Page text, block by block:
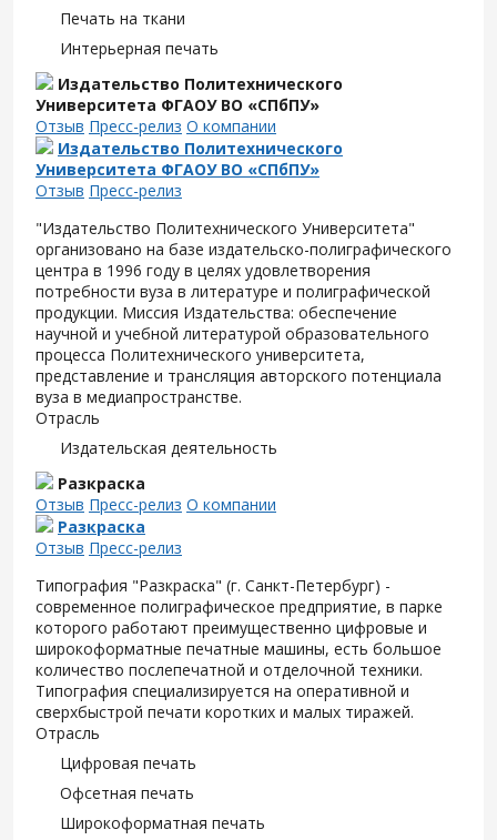
Печать на ткани
Интерьерная печать
Издательство Политехнического
Университета ФГАОУ ВО «СПбПУ»
Отзыв Пресс-релиз О компании
Издательство Политехнического
Университета ФГАОУ ВО «СПбПУ»
Отзыв Пресс-релиз
"Издательство Политехнического Университета"
организовано на базе издательско-полиграфического
центра в 1996 году в целях удовлетворения
потребности вуза в литературе и полиграфической
продукции. Миссия Издательства: обеспечение
научной и учебной литературой образовательного
процесса Политехнического университета,
представление и трансляция авторского потенциала
вуза в медиапространстве.
Отрасль
Издательская деятельность
Разкраска
Отзыв Пресс-релиз О компании
Разкраска
Отзыв Пресс-релиз
Типография "Разкраска" (г. Санкт-Петербург) -
современное полиграфическое предприятие, в парке
которого работают преимущественно цифровые и
широкоформатные печатные машины, есть большое
количество послепечатной и отделочной техники.
Типография специализируется на оперативной и
сверхбыстрой печати коротких и малых тиражей.
Отрасль
Цифровая печать
Офсетная печать
Широкоформатная печать